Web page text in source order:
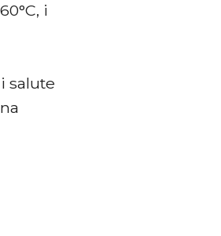
i
salute